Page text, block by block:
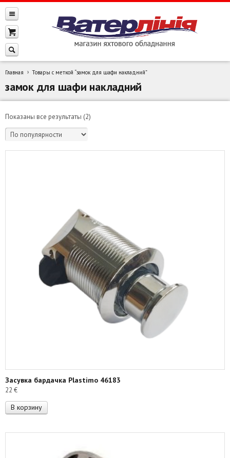
Главная Товары с меткой “замок для шафи накладний”
замок для шафи накладний
Показаны все результаты (2)
Засувка бардачка Plastimo 46183
22 €
В корзину